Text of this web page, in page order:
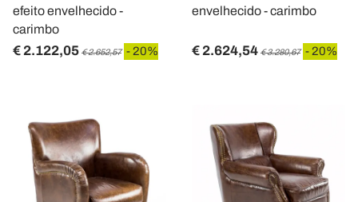
efeito envelhecido -
carimbo
€ 2.122,05 € 2.652,57 - 20%
envelhecido - carimbo
€ 2.624,54 € 3.280,67 - 20%